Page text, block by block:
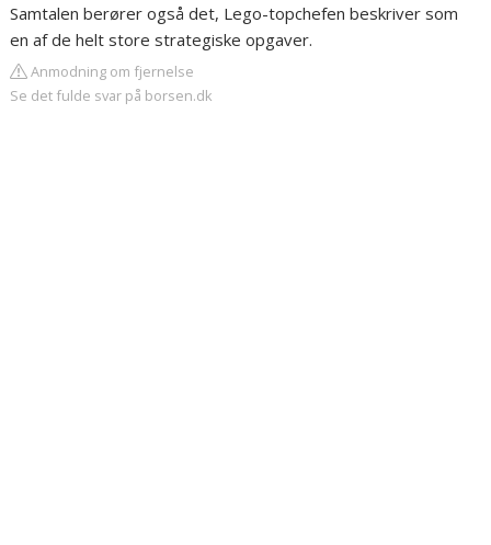
Samtalen berører også det, Lego-topchefen beskriver som
en af de helt store strategiske opgaver.
Anmodning om fjernelse
Se det fulde svar på borsen.dk